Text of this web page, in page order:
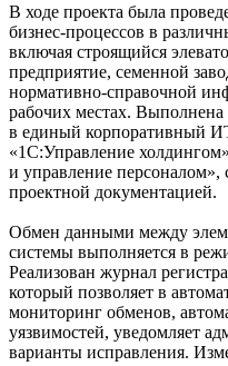
В ходе проекта была
бизнес-процессов в
включая строящийся
предприятие, семенной
нормативно-справочной
рабочих местах.
в единый корпоративный
«1С:Управление
и управление
проектной документацией.
Обмен данными между
системы выполняется в
Реализован журнал
который позволяет в
мониторинг обменов,
уязвимостей, уведомляет
варианты исправления.